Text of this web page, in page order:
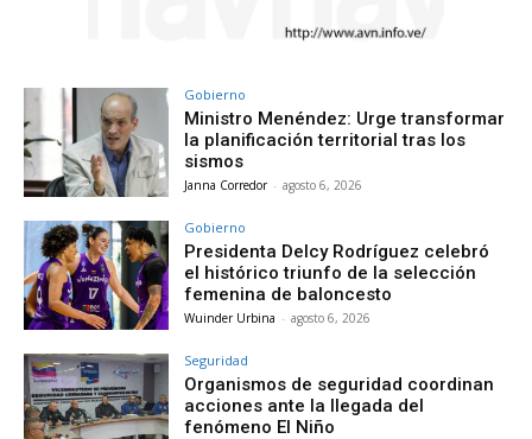
Gobierno
Ministro Menéndez: Urge transformar
la planificación territorial tras los
sismos
Janna Corredor - agosto 6, 2026
Gobierno
Presidenta Delcy Rodríguez celebró
el histórico triunfo de la selección
femenina de baloncesto
Wuinder Urbina - agosto 6, 2026
Seguridad
Organismos de seguridad coordinan
acciones ante la llegada del
fenómeno El Niño